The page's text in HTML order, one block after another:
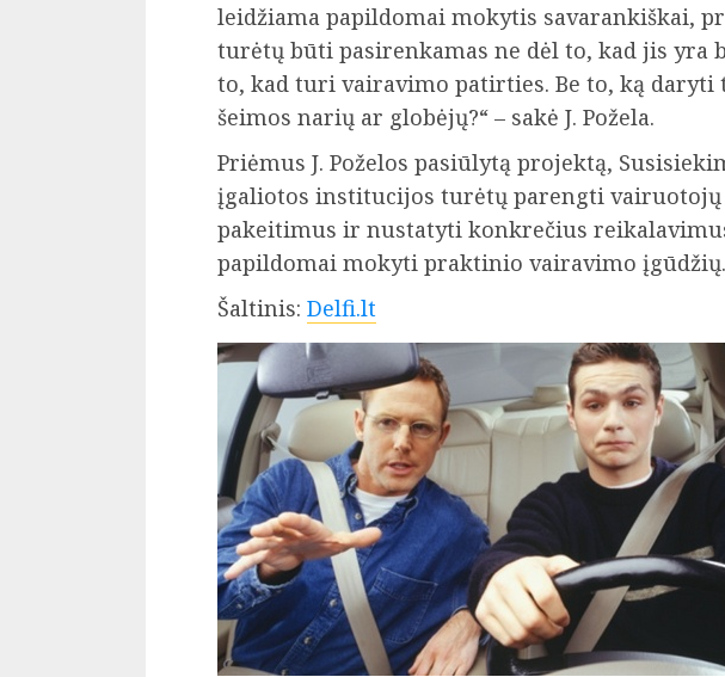
leidžiama papildomai mokytis savarankiškai,
turėtų būti pasirenkamas ne dėl to, kad jis yra
to, kad turi vairavimo patirties. Be to, ką
šeimos narių ar globėjų?“ – sakė J. Požela.
Priėmus J. Poželos pasiūlytą projektą,
įgaliotos institucijos turėtų parengti
pakeitimus ir nustatyti konkrečius
papildomai mokyti praktinio vairavimo įgūdžių.
Šaltinis: Delfi.lt